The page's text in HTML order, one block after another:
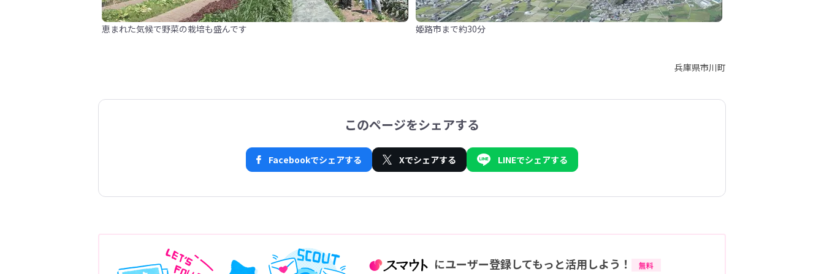
恵まれた気候で野菜の栽培も盛んです 姫路市まで約30分
兵庫県市川町
このページをシェアする
Facebookでシェアする Xでシェアする LINEでシェアする
にユーザー登録してもっと活用しよう！ 無料